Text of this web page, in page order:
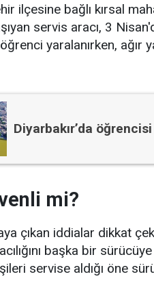
ilçesine bağlı kırsal
servis aracı, 3
yaralanırken, ağır
Diyarbakır’da
mi?
çıkan iddialar dikkat
başka bir
servise aldığı öne